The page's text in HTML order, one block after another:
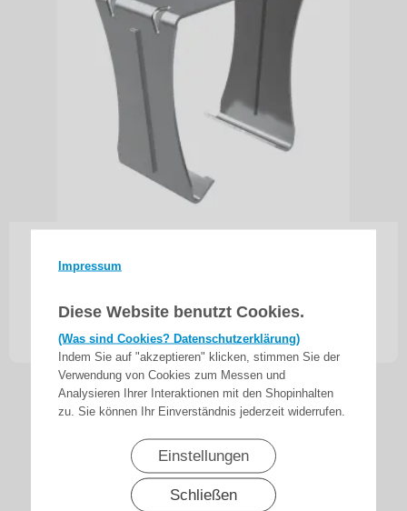
Impressum
Diese Website benutzt Cookies.
(Was sind Cookies? Datenschutzerklärung)
Indem Sie auf "akzeptieren" klicken, stimmen Sie der
Verwendung von Cookies zum Messen und
Analysieren Ihrer Interaktionen mit den Shopinhalten
zu. Sie können Ihr Einverständnis jederzeit widerrufen.
Einstellungen
Schließen
Jalousiemotoren Serie DMJ an
inkl. 19% MwSt.zzgl. Versand